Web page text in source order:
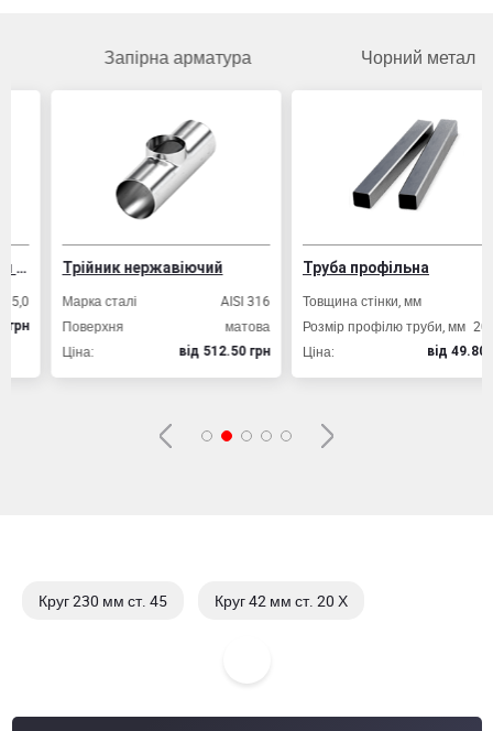
Запірна арматура
Трійник нержавіючий
Марка сталі
AISI 316
Поверхня
матова
Ціна:
вiд 512.50 грн
Чорний метал
Труба профільна
Товщина стінки, мм
Розмір профілю труби, мм 20х20
Ціна:
вiд 49.80 грн
Круг 230 мм ст. 45 Круг 42 мм ст. 20 Х